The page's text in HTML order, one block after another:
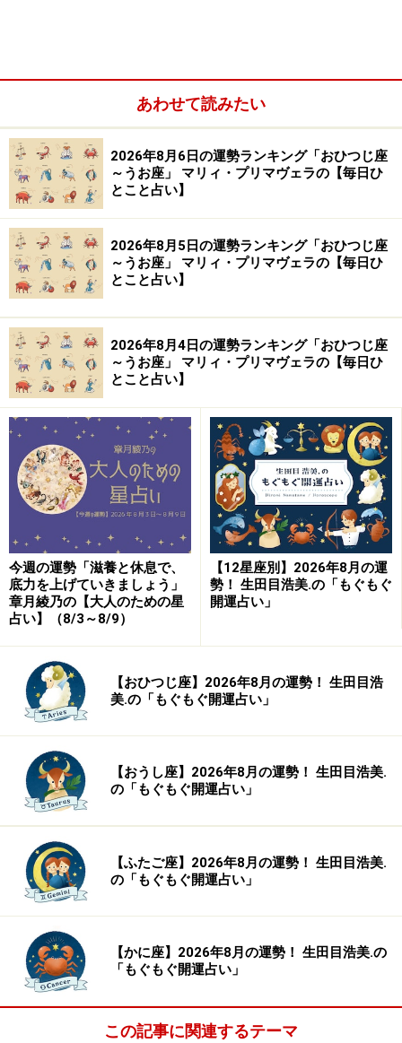
を整えたいもの。真っ暗闇よりは、薄闇の方がリラック
て。
【処方箋】
・安眠できる場所
眠るだけのための部屋を確保しましょう。
うお座さんは、頑張り過ぎると、睡眠を犠牲にする傾向
があるため、疲れているのに眠れない、せっかく寝ても
夜中に覚醒してしまう……的なトラブルが起こりやすいの
です。スマホをベッドに持ち込まない、間接照明で入眠
を促すなど、あなたなりのベストを探って、実現させ
て。
また、お風呂も、元気になれるスポットに。入浴剤に凝
る、ぬるめで快適にくつろぐなど、安眠につなげてみ
・匿名でいられる場所
フラリと立ち寄ったお店、気軽に通えるチェーン店な
ど、気を使わずに過ごせる場所にも、整え効果がありま
す。
その他大勢、モブになって、放っておいてもらえる感じ
がよいでしょう。回転の速い大型店で、好きなように過
ごすと、気力が湧いてくるでしょう。
体のだるさは、スパルタで鍛えてもらえるスポットへ。
甘やかされるよりも回復が早いはず。踊れる場所も、リ
カバリー効果が高め。
心のバテは、絵本のある場所へ。無心に読み進めるうち
＞【幸せのカルテ】他の星座が気になる人はこちら
あわせて読みたい
2026年8月6日の運勢ランキング「おひつじ座
～うお座」 マリィ・プリマヴェラの【毎日ひ
とこと占い】
2026年8月5日の運勢ランキング「おひつじ座
～うお座」 マリィ・プリマヴェラの【毎日ひ
とこと占い】
2026年8月4日の運勢ランキング「おひつじ座
～うお座」 マリィ・プリマヴェラの【毎日ひ
とこと占い】
今週の運勢「滋養と休息で、
底力を上げていきましょう」
章月綾乃の【大人のための星
占い】（8/3～8/9）
【12星座別】2026年8月の運
勢！ 生田目浩美.の「もぐもぐ
開運占い」
【おひつじ座】2026年8月の運勢！ 生田目浩
美.の「もぐもぐ開運占い」
【おうし座】2026年8月の運勢！ 生田目浩美.
の「もぐもぐ開運占い」
【ふたご座】2026年8月の運勢！ 生田目浩美.
の「もぐもぐ開運占い」
【かに座】2026年8月の運勢！ 生田目浩美.の
「もぐもぐ開運占い」
この記事に関連するテーマ